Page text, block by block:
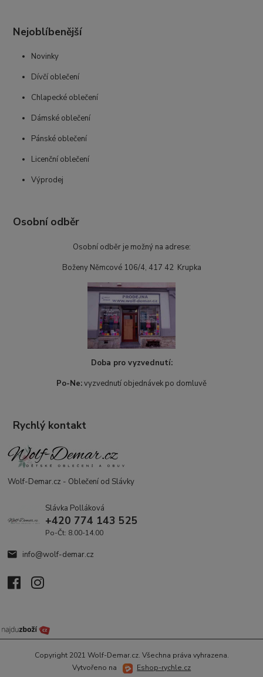
Nejoblíbenější
Novinky
Dívčí oblečení
Chlapecké oblečení
Dámské oblečení
Pánské oblečení
Licenční oblečení
Výprodej
Osobní odběr
Osobní odběr je možný na adrese:
Boženy Němcové 106/4, 417 42 Krupka
Doba pro vyzvednutí:
Po-Ne:vyzvednutí objednávek po domluvě
Rychlý kontakt
Wolf-Demar.cz - Oblečení od Slávky
Slávka Polláková
+420 774 143 525
Po-Čt: 8.00-14.00
info@wolf-demar.cz
Copyright 2021 Wolf-Demar.cz. Všechna práva vyhrazena.
Vytvořeno na
Eshop-rychle.cz